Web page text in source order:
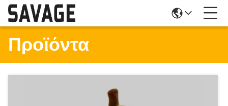
Προϊόντα